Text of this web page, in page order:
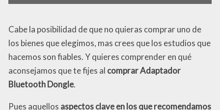
Cabe la posibilidad de que no quieras comprar uno de
los bienes que elegimos, mas crees que los estudios que
hacemos son fiables. Y quieres comprender en qué
aconsejamos que te fijes al comprar Adaptador
Bluetooth Dongle.
Pues aquellos aspectos clave en los que recomendamos